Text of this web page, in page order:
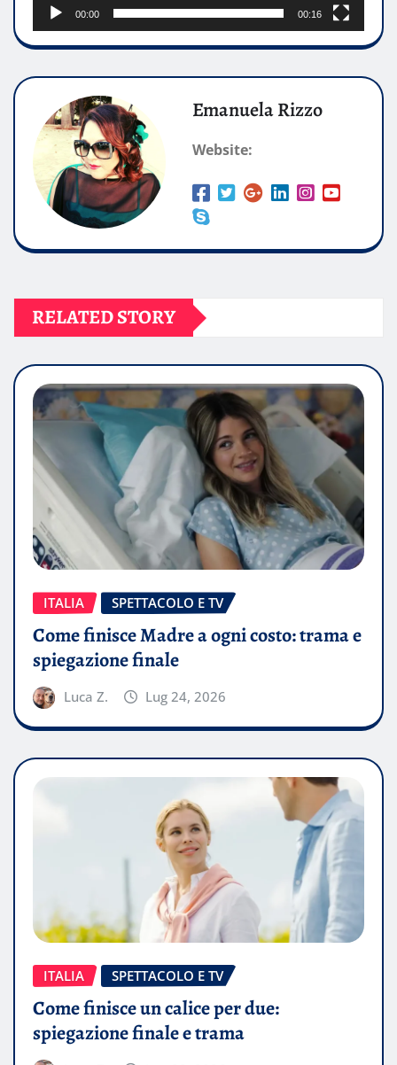
00:00 00:16
Emanuela Rizzo
Website:
RELATED STORY
ITALIA SPETTACOLO E TV
Come finisce Madre a ogni costo: trama e
spiegazione finale
Luca Z. Lug 24, 2026
ITALIA SPETTACOLO E TV
Come finisce un calice per due:
spiegazione finale e trama